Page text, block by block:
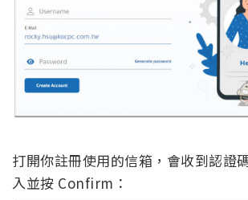
打開你註冊使用的信箱，會收到認證
入並按 Confirm：